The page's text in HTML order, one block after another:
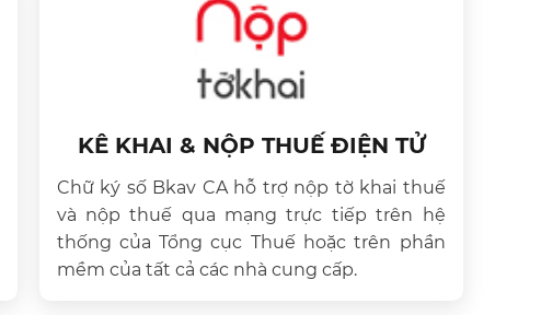
KÊ KHAI & NỘP THUẾ ĐIỆN TỬ
Chữ ký số Bkav CA hỗ trợ nộp tờ khai thuế
và nộp thuế qua mạng trực tiếp trên hệ
thống của Tổng cục Thuế hoặc trên phần
mềm của tất cả các nhà cung cấp.